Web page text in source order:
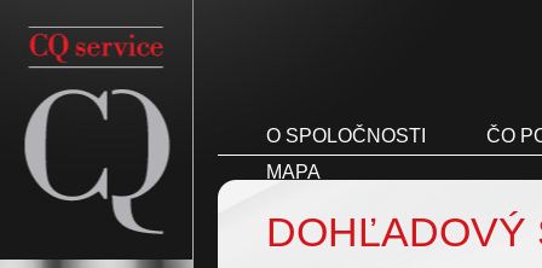
O SPOLOČNOSTI
ČO
MAPA
DOHĽADOVÝ